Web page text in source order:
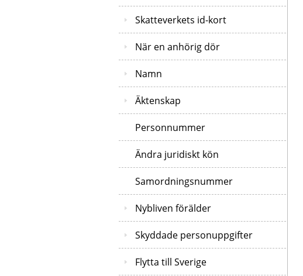
Skatteverkets id-kort
När en anhörig dör
Namn
Äktenskap
Personnummer
Ändra juridiskt kön
Samordningsnummer
Nybliven förälder
Skyddade personuppgifter
Flytta till Sverige